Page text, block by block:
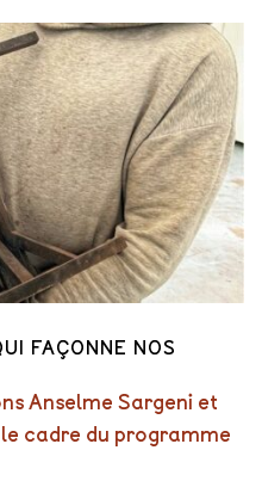
FAÇONNE NOS
Anselme Sargeni et
cadre du programme